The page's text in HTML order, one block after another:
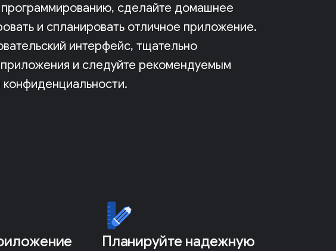
сделайте домашнее
и спланировать отличное приложение.
интерфейс, тщательно
приложения и следуйте рекомендуемым
Планируйте надежную